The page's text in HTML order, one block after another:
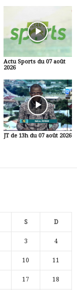
Actu Sports du 07 août
2026
JT de 13h du 07 août 2026
S D
3 4
10 11
17 18